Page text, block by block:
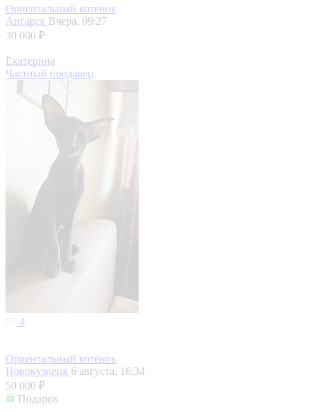
Ориентальный котенок
Ангарск Вчера, 09:27
30 000 ₽
Екатерина
Частный продавец
4
Ориентальный котёнок
Новокузнецк 6 августа, 16:34
50 000 ₽
Подарок